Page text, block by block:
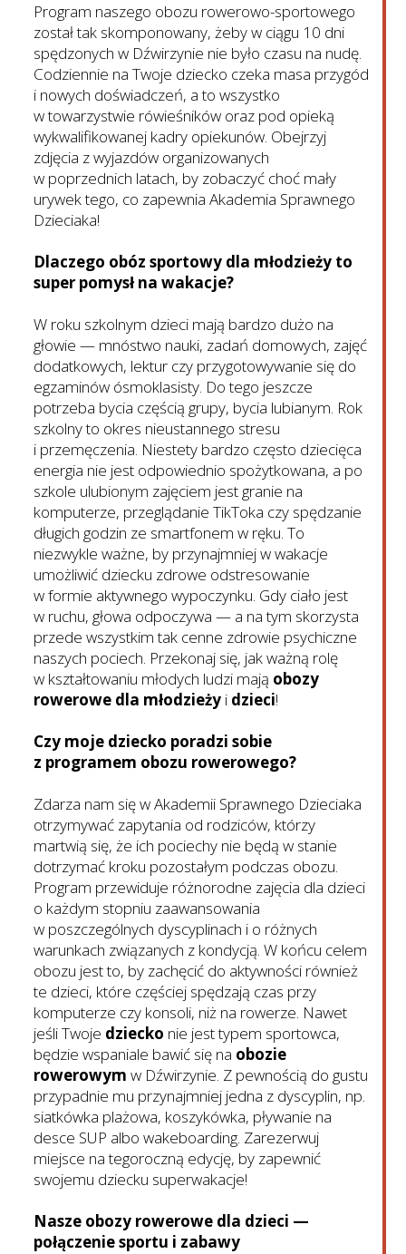
Program naszego obozu rowerowo-sportowego
został tak skomponowany, żeby w ciągu 10 dni
spędzonych w Dźwirzynie nie było czasu na nudę.
Codziennie na Twoje dziecko czeka masa przygód
i nowych doświadczeń, a to wszystko
w towarzystwie rówieśników oraz pod opieką
wykwalifikowanej kadry opiekunów. Obejrzyj
zdjęcia z wyjazdów organizowanych
w poprzednich latach, by zobaczyć choć mały
urywek tego, co zapewnia Akademia Sprawnego
Dzieciaka!
Dlaczego obóz sportowy dla młodzieży to
super pomysł na wakacje?
W roku szkolnym dzieci mają bardzo dużo na
głowie — mnóstwo nauki, zadań domowych, zajęć
dodatkowych, lektur czy przygotowywanie się do
egzaminów ósmoklasisty. Do tego jeszcze
potrzeba bycia częścią grupy, bycia lubianym. Rok
szkolny to okres nieustannego stresu
i przemęczenia. Niestety bardzo często dziecięca
energia nie jest odpowiednio spożytkowana, a po
szkole ulubionym zajęciem jest granie na
komputerze, przeglądanie TikToka czy spędzanie
długich godzin ze smartfonem w ręku. To
niezwykle ważne, by przynajmniej w wakacje
umożliwić dziecku zdrowe odstresowanie
w formie aktywnego wypoczynku. Gdy ciało jest
w ruchu, głowa odpoczywa — a na tym skorzysta
przede wszystkim tak cenne zdrowie psychiczne
naszych pociech. Przekonaj się, jak ważną rolę
w kształtowaniu młodych ludzi mają obozy
rowerowe dla młodzieżyi dzieci!
Czy moje dziecko poradzi sobie
z programem obozu rowerowego?
Zdarza nam się w Akademii Sprawnego Dzieciaka
otrzymywać zapytania od rodziców, którzy
martwią się, że ich pociechy nie będą w stanie
dotrzymać kroku pozostałym podczas obozu.
Program przewiduje różnorodne zajęcia dla dzieci
o każdym stopniu zaawansowania
w poszczególnych dyscyplinach i o różnych
warunkach związanych z kondycją. W końcu celem
obozu jest to, by zachęcić do aktywności również
te dzieci, które częściej spędzają czas przy
komputerze czy konsoli, niż na rowerze. Nawet
jeśli Twoje dziecko nie jest typem sportowca,
będzie wspaniale bawić się na obozie
rowerowym w Dźwirzynie. Z pewnością do gustu
przypadnie mu przynajmniej jedna z dyscyplin, np.
siatkówka plażowa, koszykówka, pływanie na
desce SUP albo wakeboarding. Zarezerwuj
miejsce na tegoroczną edycję, by zapewnić
swojemu dziecku superwakacje!
Nasze obozy rowerowe dla dzieci —
połączenie sportu i zabawy